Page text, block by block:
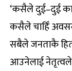
‘कसैले दुई–दुई
कसैले चाहिँ
सबैले जनताकै
आउनेलाई नेतृत्वले